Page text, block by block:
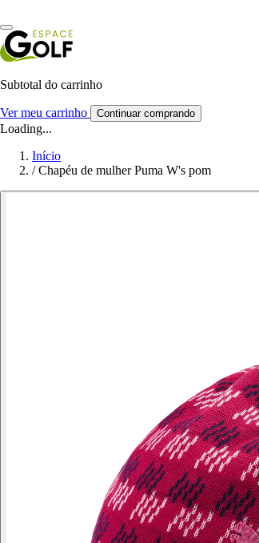
Subtotal do carrinho
Ver meu carrinho Continuar comprando
Loading...
Início
/ Chapéu de mulher Puma W's pom